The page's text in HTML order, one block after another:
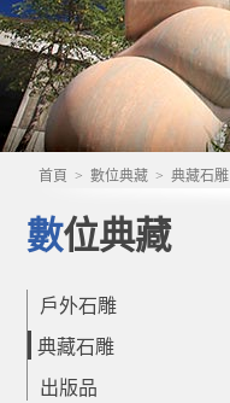
首頁 > 數位典藏 > 典藏石雕
數位典藏
戶外石雕
典藏石雕
出版品